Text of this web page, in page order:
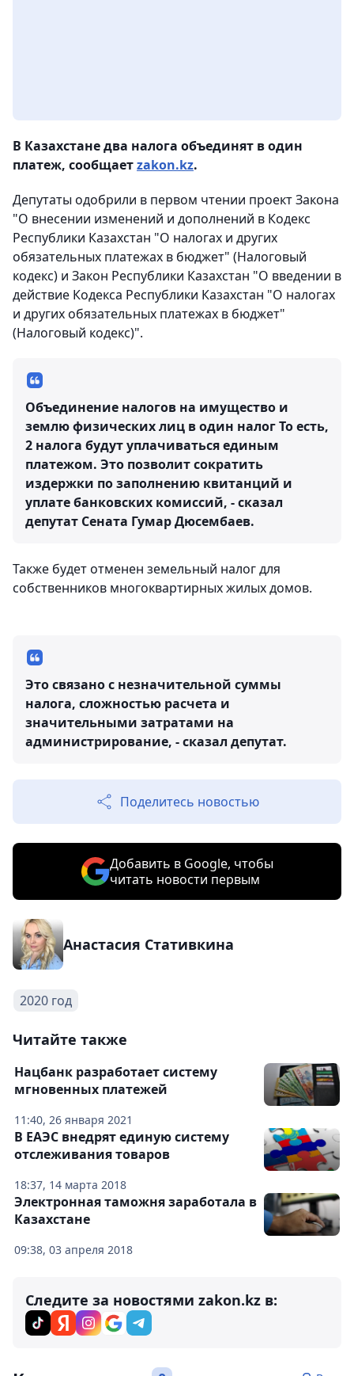
В Казахстане два налога объединят в один
платеж, сообщаетzakon.kz.
Депутаты одобрили в первом чтении проект Закона
"О внесении изменений и дополнений в Кодекс
Республики Казахстан "О налогах и других
обязательных платежах в бюджет" (Налоговый
кодекс) и Закон Республики Казахстан "О введении в
действие Кодекса Республики Казахстан "О налогах
и других обязательных платежах в бюджет"
(Налоговый кодекс)".
Объединение налогов на имущество и
землю физических лиц в один налог То есть,
2 налога будут уплачиваться единым
платежом. Это позволит сократить
издержки по заполнению квитанций и
уплате банковских комиссий, - сказал
депутат Сената Гумар Дюсембаев.
Также будет отменен земельный налог для
собственников многоквартирных жилых домов.
Это связано с незначительной суммы
налога, сложностью расчета и
значительными затратами на
администрирование, - сказал депутат.
Поделитесь новостью
Добавить в Google, чтобы
читать новости первым
Анастасия Стативкина
2020 год
Читайте также
11:40, 26 января 2021
Нацбанк разработает систему
мгновенных платежей
18:37, 14 марта 2018
В ЕАЭС внедрят единую систему
отслеживания товаров
09:38, 03 апреля 2018
Электронная таможня заработала в
Казахстане
Следите за новостями zakon.kz в: